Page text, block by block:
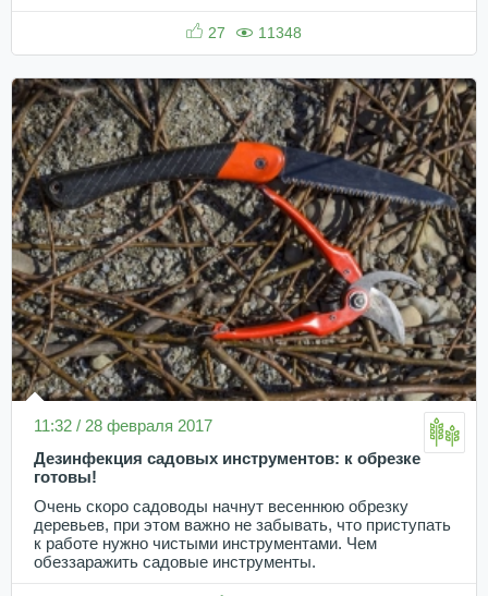
27 11348
11:32 / 28 февраля 2017
Дезинфекция садовых инструментов: к обрезке
готовы!
Очень скоро садоводы начнут весеннюю обрезку
деревьев, при этом важно не забывать, что приступать
к работе нужно чистыми инструментами. Чем
обеззаражить садовые инструменты.